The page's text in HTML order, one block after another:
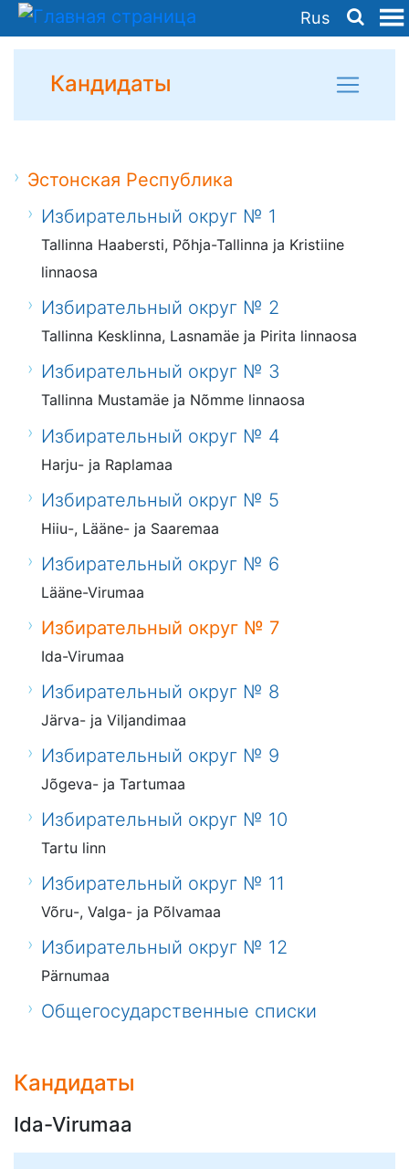
Rus
Кандидаты
Эстонская Республика
Избирательный округ № 1
Tallinna Haabersti, Põhja-Tallinna ja Kristiine
linnaosa
Избирательный округ № 2
Tallinna Kesklinna, Lasnamäe ja Pirita linnaosa
Избирательный округ № 3
Tallinna Mustamäe ja Nõmme linnaosa
Избирательный округ № 4
Harju- ja Raplamaa
Избирательный округ № 5
Hiiu-, Lääne- ja Saaremaa
Избирательный округ № 6
Lääne-Virumaa
Избирательный округ № 7
Ida-Virumaa
Избирательный округ № 8
Järva- ja Viljandimaa
Избирательный округ № 9
Jõgeva- ja Tartumaa
Избирательный округ № 10
Tartu linn
Избирательный округ № 11
Võru-, Valga- ja Põlvamaa
Избирательный округ № 12
Pärnumaa
Общегосударственные списки
Кандидаты
Ida-Virumaa